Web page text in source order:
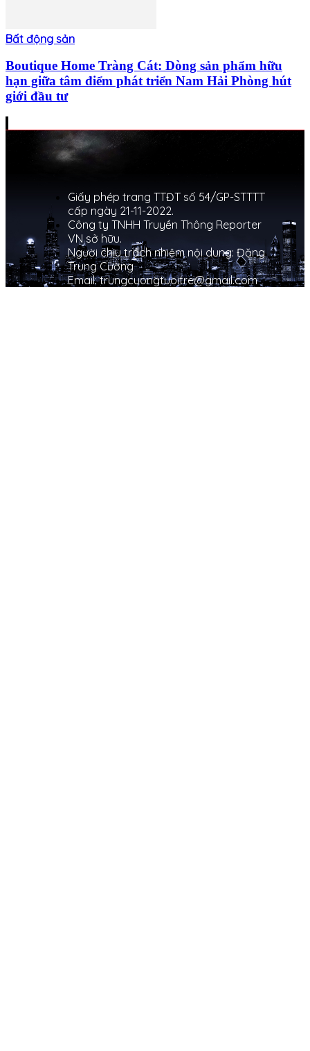
Bất động sản
Boutique Home Tràng Cát: Dòng sản phẩm hữu
hạn giữa tâm điểm phát triển Nam Hải Phòng hút
giới đầu tư
Giấy phép trang TTĐT số 54/GP-STTTT
cấp ngày 21-11-2022.
Công ty TNHH Truyền Thông Reporter
VN sở hữu.
Người chịu trách nhiệm nội dung: Đặng
Trung Cường
Email: trungcuongtuoitre@gmail.com